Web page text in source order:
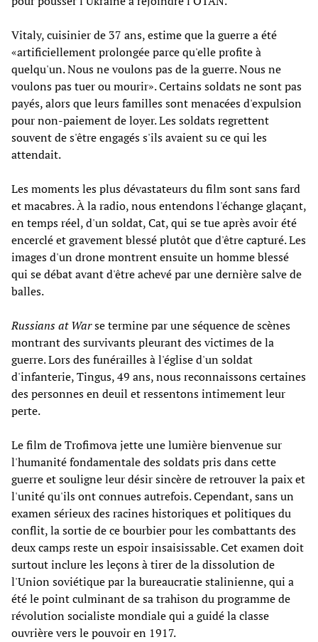
Vitaly, cuisinier de 37 ans, estime que la guerre a été
«artificiellement prolongée parce qu'elle profite à
quelqu'un. Nous ne voulons pas de la guerre. Nous ne
voulons pas tuer ou mourir». Certains soldats ne sont pas
payés, alors que leurs familles sont menacées d'expulsion
pour non-paiement de loyer. Les soldats regrettent
souvent de s'être engagés s'ils avaient su ce qui les
attendait.
Les moments les plus dévastateurs du film sont sans fard
et macabres. À la radio, nous entendons l'échange glaçant,
en temps réel, d'un soldat, Cat, qui se tue après avoir été
encerclé et gravement blessé plutôt que d'être capturé. Les
images d'un drone montrent ensuite un homme blessé
qui se débat avant d'être achevé par une dernière salve de
balles.
Russians at Warse termine par une séquence de scènes
montrant des survivants pleurant des victimes de la
guerre. Lors des funérailles à l'église d'un soldat
d'infanterie, Tingus, 49 ans, nous reconnaissons certaines
des personnes en deuil et ressentons intimement leur
perte.
Le film de Trofimova jette une lumière bienvenue sur
l'humanité fondamentale des soldats pris dans cette
guerre et souligne leur désir sincère de retrouver la paix et
l'unité qu'ils ont connues autrefois. Cependant, sans un
examen sérieux des racines historiques et politiques du
conflit, la sortie de ce bourbier pour les combattants des
deux camps reste un espoir insaisissable. Cet examen doit
surtout inclure les leçons à tirer de la dissolution de
l'Union soviétique par la bureaucratie stalinienne, qui a
été le point culminant de sa trahison du programme de
révolution socialiste mondiale qui a guidé la classe
ouvrière vers le pouvoir en 1917.